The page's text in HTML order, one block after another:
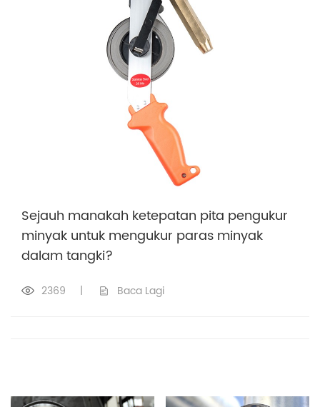
Sejauh manakah ketepatan pita pengukur
minyak untuk mengukur paras minyak
dalam tangki?
2369 | Baca Lagi